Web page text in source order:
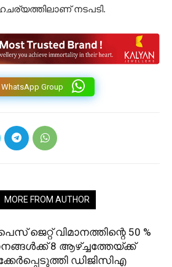
നടപടി.
Group
MORE FROM AUTHOR
ജെറ്റ് വിമാനത്തിന്റെ 50 %
8 ആഴ്ച്ചത്തേയ്ക്ക്
ഡിജിസിഎ